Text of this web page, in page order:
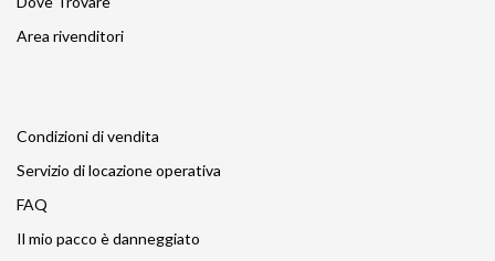
Area rivenditori
Condizioni di vendita
Servizio di locazione operativa
FAQ
Il mio pacco è danneggiato